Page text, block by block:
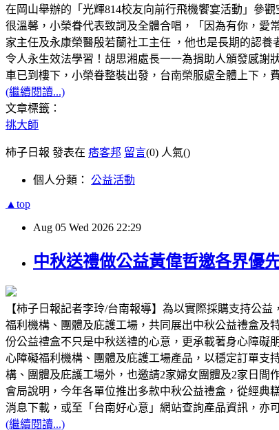
在岡山舉辦的「光輝814校友向前行飛機饗宴活動」參
很溫馨，小榮眷代表致詞及全體合唱，「因為有你，愛
家主任及永康榮醫殷若蘭社工主任 ，他也是長期的認
令人永生效法學習！胡思湘處長一一為捐助人頒發感謝
車已到樓下，小榮眷整裝出發，台南榮服處全體上下，
(繼續閱讀...)
文章標籤：
挑大師
柿子日報 發表在 痞客邦 留言(0) 人氣()
個人分類： 公益活動
▲top
Aug 05 Wed 2026 22:29
中秋送禮做公益黃偉哲邀各界優
【柿子日報記者李玲/台南報導】為以實際採購支持公
福利機構、團體及庇護工場，共同展出中秋公益禮盒及
份公益禮盒不只是中秋送禮的心意，更承載著身心障礙
心障礙福利機構、團體及庇護工場產品，以穩定訂單支
構、團體及庇護工場外，也邀請2家婦女團體及2家日
會局說明，今年各單位推出多款中秋公益禮盒，從經典
消息下載，或至「台南好心意」網站查詢產品資訊，亦
(繼續閱讀...)